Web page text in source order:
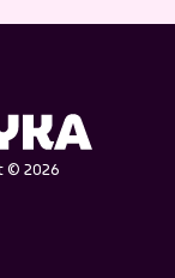
© 2026